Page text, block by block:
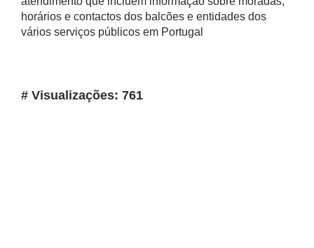
horários e contactos dos balcões e entidades dos
vários serviços públicos em Portugal
# Visualizações: 761